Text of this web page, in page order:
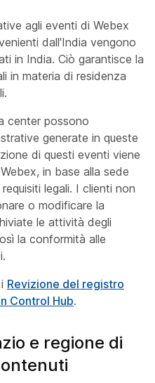
agli eventi di Webex
dall'India vengono
in India. Ciò garantisce la
in materia di residenza
center possono
generate in queste
di questi eventi viene
in base alla sede
legali. I clienti non
o modificare la
le attività degli
la conformità alle
Revizione del registro
Control Hub.
e regione di